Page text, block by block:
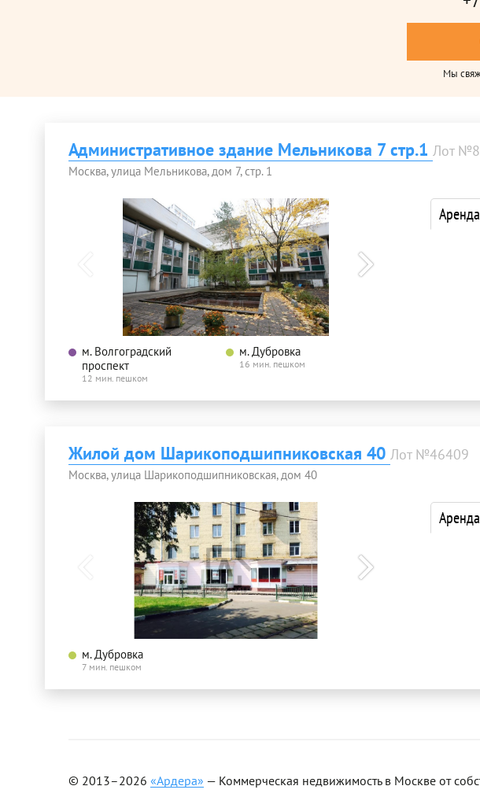
Мы
Административное здание Мельникова 7 стр.1 Лот
Москва, улица Мельникова, дом 7, стр. 1
м. Волгоградский
проспект
12 мин. пешком
м. Дубровка
16 мин. пешком
Жилой дом Шарикоподшипниковская 40 Лот №46409
Москва, улица Шарикоподшипниковская, дом 40
м. Дубровка
7 мин. пешком
© 2013–2026 «Ардера» — Коммерческая недвижимость в Москве от